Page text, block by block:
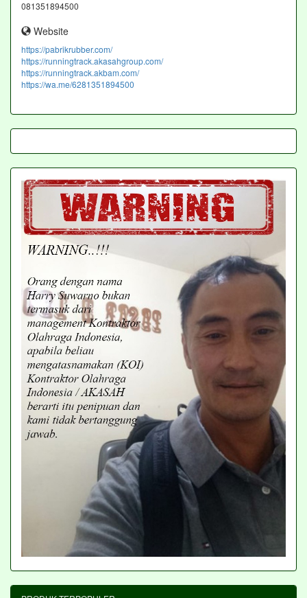
081351894500
Website
https://pabrikrubber.com/
https://runningtrack.akasahgroup.com/
https://runningtrack.akbam.com/
https://wa.me/6281351894500